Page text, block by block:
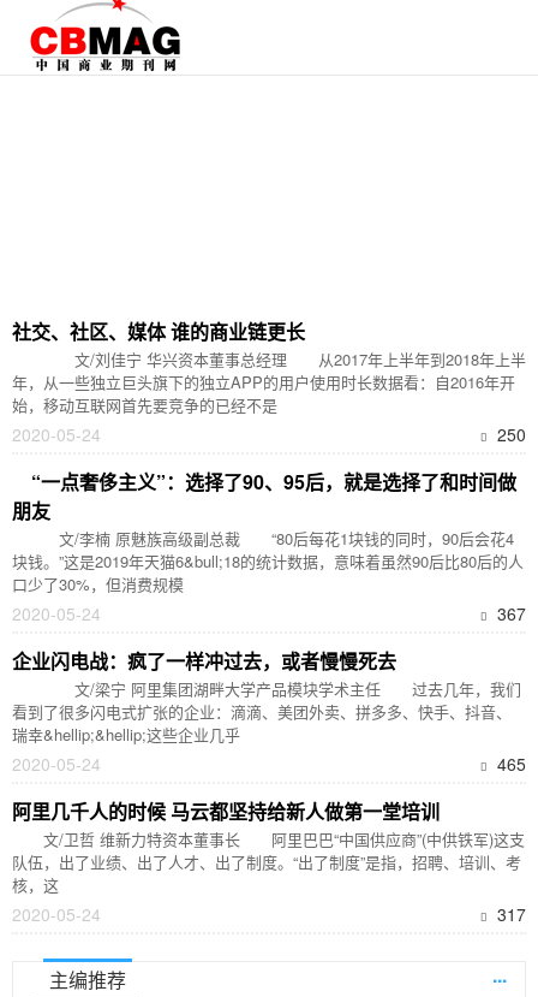
社交、社区、媒体 谁的商业链更长
文/刘佳宁 华兴资本董事总经理 从2017年上半年到2018年上半
年，从一些独立巨头旗下的独立APP的用户使用时长数据看：自2016年开
始，移动互联网首先要竞争的已经不是
2020-05-24 250
“一点奢侈主义”：选择了90、95后，就是选择了和时间做
朋友
文/李楠 原魅族高级副总裁 “80后每花1块钱的同时，90后会花4
块钱。”这是2019年天猫6&bull;18的统计数据，意味着虽然90后比80后的人
口少了30%，但消费规模
2020-05-24 367
企业闪电战：疯了一样冲过去，或者慢慢死去
文/梁宁 阿里集团湖畔大学产品模块学术主任 过去几年，我们
看到了很多闪电式扩张的企业：滴滴、美团外卖、拼多多、快手、抖音、
瑞幸&hellip;&hellip;这些企业几乎
2020-05-24 465
阿里几千人的时候 马云都坚持给新人做第一堂培训
文/卫哲 维新力特资本董事长 阿里巴巴“中国供应商”(中供铁军)这支
队伍，出了业绩、出了人才、出了制度。“出了制度”是指，招聘、培训、考
核，这
2020-05-24 317
主编推荐 ...